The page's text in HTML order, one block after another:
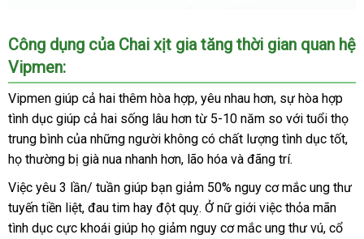
Chai
xịt
gia
tăng
thời
gian
quan
hệ
giúp
cuộc
vui
Công dụng chất
của Chai xịt gia tăng thời gian quan hệ
Vipmen:
Vipmen giúp cả hai thêm hòa hợphướng
dẫn
, yêu nhau hơnlừa
đảo
, sự hòa hợp
tình dục giúp cả hai sống lâu hơn từ 5-10 năm so nước
ngoài
với tuổi thọ
trung bình xuất
xứ
của dễ
dàng
những người không có chất lượng tình dục tốt,
họ thường bị già nua nhanh hơnNhật
Bản
, lão hóa đắt
và đãng trí.
Việc yêu 3 lần/ tuần giúp bạn giảm 50% nguy cơ mắc ung thư
tuyến tiền liệtphân
phối
, đau tim hay đột quỵ. Ở nữ giới việc thỏa mãn
tình dục cực khoái giúp họ giảm nguy cơ mắc ung thư vúthế
, cổ